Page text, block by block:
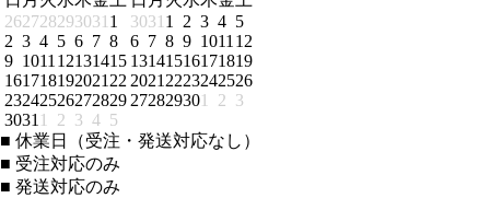
262728293031 1
2 3 4 5 6 7 8
9 1011 12131415
161718192021 22
23242526272829
3031 1 2 3 4 5
3031 1 2 3 4 5
6 7 8 9 1011 12
13141516171819
2021 2223242526
272829301 2 3
■ 休業日（受注・発送対応なし）
■ 受注対応のみ
■ 発送対応のみ